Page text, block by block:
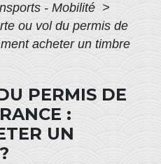
- Mobilité >
ou vol du permis de
acheter un timbre
PERMIS DE
:
UN